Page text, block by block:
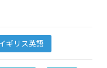
ギリス英語